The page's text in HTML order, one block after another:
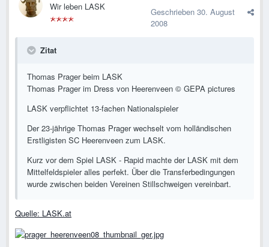
Wir leben LASK Geschrieben 30. August
2008
Zitat
Thomas Prager beim LASK
Thomas Prager im Dress von Heerenveen © GEPA pictures
LASK verpflichtet 13-fachen Nationalspieler
Der 23-jährige Thomas Prager wechselt vom holländischen
Erstligisten SC Heerenveen zum LASK.
Kurz vor dem Spiel LASK - Rapid machte der LASK mit dem
Mittelfeldspieler alles perfekt. Über die Transferbedingungen
wurde zwischen beiden Vereinen Stillschweigen vereinbart.
Quelle: LASK.at